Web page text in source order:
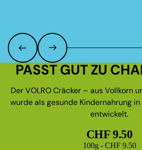
PASST GUT ZU
Der VOLRO Cräcker – aus Vollkorn
wurde als gesunde Kindernahrung
entwickelt.
CHF 9.50
Grundpreis
100g - CHF 9.50